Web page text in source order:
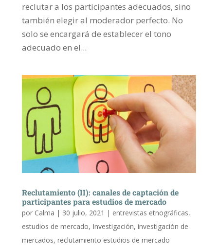
reclutar a los participantes adecuados, sino
también elegir al moderador perfecto. No
solo se encargará de establecer el tono
adecuado en el...
Reclutamiento (II): canales de captación de
participantes para estudios de mercado
por Calma | 30 julio, 2021 | entrevistas etnográficas,
estudios de mercado, Investigación, investigación de
mercados, reclutamiento estudios de mercado